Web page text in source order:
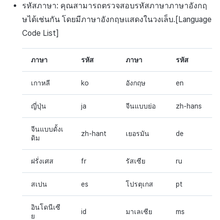
รหัสภาษา: คุณสามารถตรวจสอบรหัสภาษาภาษาอังกฤ
ษได้เช่นกัน โดยมีภาษาอังกฤษแสดงในวงเล็บ.[Language
Code List]
ภาษา รหัส ภาษา รหัส
เกาหลี ko อังกฤษ en
ญี่ปุ่น ja จีนแบบย่อ zh-hans
จีนแบบดั้งเ
ดิม
zh-hant เยอรมัน de
ฝรั่งเศส fr รัสเซีย ru
สเปน es โปรตุเกส pt
อินโดนีเซี
ย
id มาเลเซีย ms